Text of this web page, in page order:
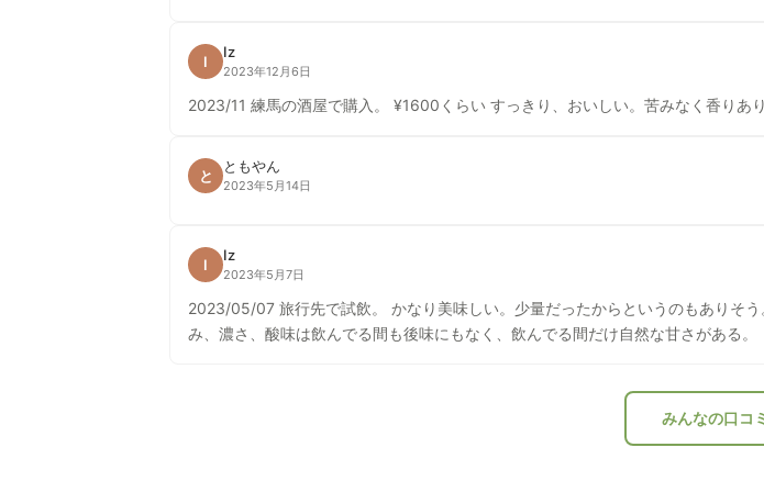
I
Iz
2023年12月6日
2023/11 練馬の酒屋で購入。 ¥1600くらい すっきり、おいしい。苦みなく香りあり
と
ともやん
2023年5月14日
I
Iz
2023年5月7日
2023/05/07 旅行先で試飲。 かなり美味しい。少量だったからというのもありそ
み、濃さ、酸味は飲んでる間も後味にもなく、飲んでる間だけ自然な甘さがある。
みんなの口コ